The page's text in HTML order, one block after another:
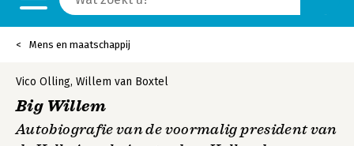
Mens en maatschappij
Vico Olling, Willem van Boxtel
Big Willem
Autobiografie van de voormalig president van